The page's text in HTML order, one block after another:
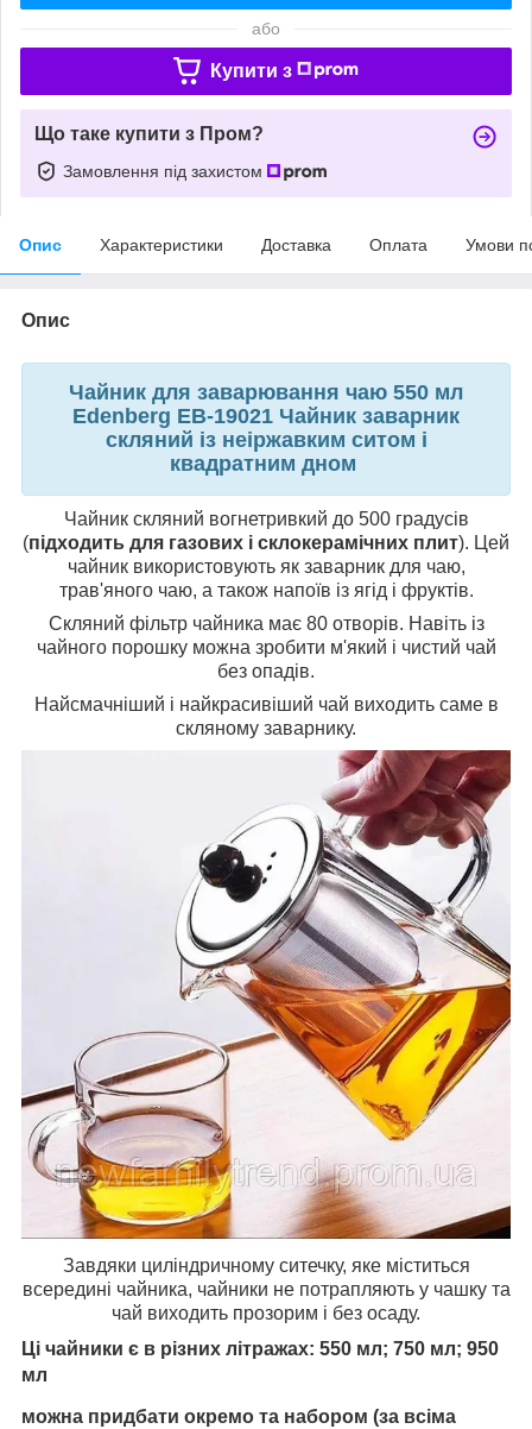
або
Купити з
Що таке купити з Пром?
Замовлення під захистом
Опис Характеристики Доставка Оплата Умови
Опис
Чайник для заварювання чаю 550 мл
Edenberg EB-19021 Чайник заварник
скляний із неіржавким ситом і
квадратним дном
Чайник скляний вогнетривкий до 500 градусів
(підходить для газових і склокерамічних плит). Цей
чайник використовують як заварник для чаю,
трав'яного чаю, а також напоїв із ягід і фруктів.
Скляний фільтр чайника має 80 отворів. Навіть із
чайного порошку можна зробити м'який і чистий чай
без опадів.
Найсмачніший і найкрасивіший чай виходить саме в
скляному заварнику.
Завдяки циліндричному ситечку, яке міститься
всередині чайника, чайники не потрапляють у чашку та
чай виходить прозорим і без осаду.
Ці чайники є в різних літражах: 550 мл; 750 мл; 950
мл
можна придбати окремо та набором (за всіма